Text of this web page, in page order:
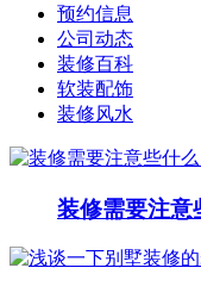
预约信息
公司动态
装修百科
软装配饰
装修风水
装修需要注意